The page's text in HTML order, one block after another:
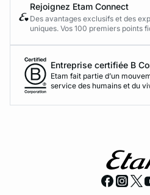
Rejoignez Etam Connect
Des avantages exclusifs et des
uniques. Vos 100 premiers points
Entreprise certifiée B
Etam fait partie d’un
service des humains et du